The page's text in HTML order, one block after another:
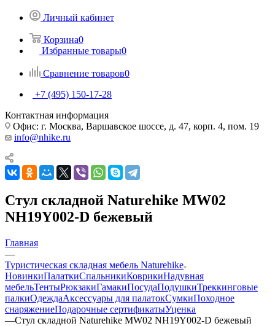
Личный кабинет
Корзина0
Избранные товары0
Сравнение товаров0
+7 (495) 150-17-28
Контактная информация
Офис: г. Москва, Варшавское шоссе, д. 47, корп. 4, пом. 19
info@nhike.ru
Стул складной Naturehike MW02
NH19Y002-D бежевый
Главная
—
Туристическая складная мебель Naturehike
НовинкиПалаткиСпальникиКоврикиНадувная
мебельТентыРюкзакиГамакиПосудаПодушкиТреккинговые
палкиОдеждаАксессуары для палатокСумкиПоходное
снаряжениеПодарочные сертификатыУценка
—Стул складной Naturehike MW02 NH19Y002-D бежевый